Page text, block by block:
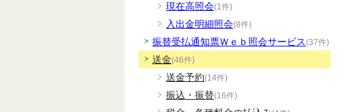
現在高照会(1件)
入出金明細照会(8件)
振替受払通知票Ｗｅｂ照会サービス(37件)
送金(46件)
送金予約(14件)
振込・振替(16件)